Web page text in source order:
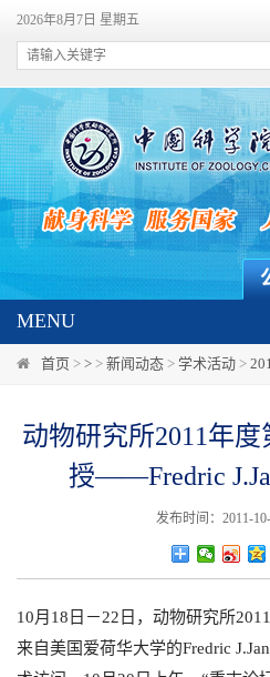
2026年8月7日 星期五
MENU
首页 > > > 新闻动态 > 学术活动 >
动物研究所2011年
授——Fredric
发布时间：2011-
10月18日－22日，动物研究所
来自美国爱荷华大学的Fredric